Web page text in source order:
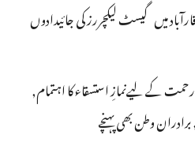
میں گیسٹ لیکچررز کی جائیدادوں
رحمت کے لیےنمازِ استسقاء کا اہتمام,
وطن بھی پہنچے